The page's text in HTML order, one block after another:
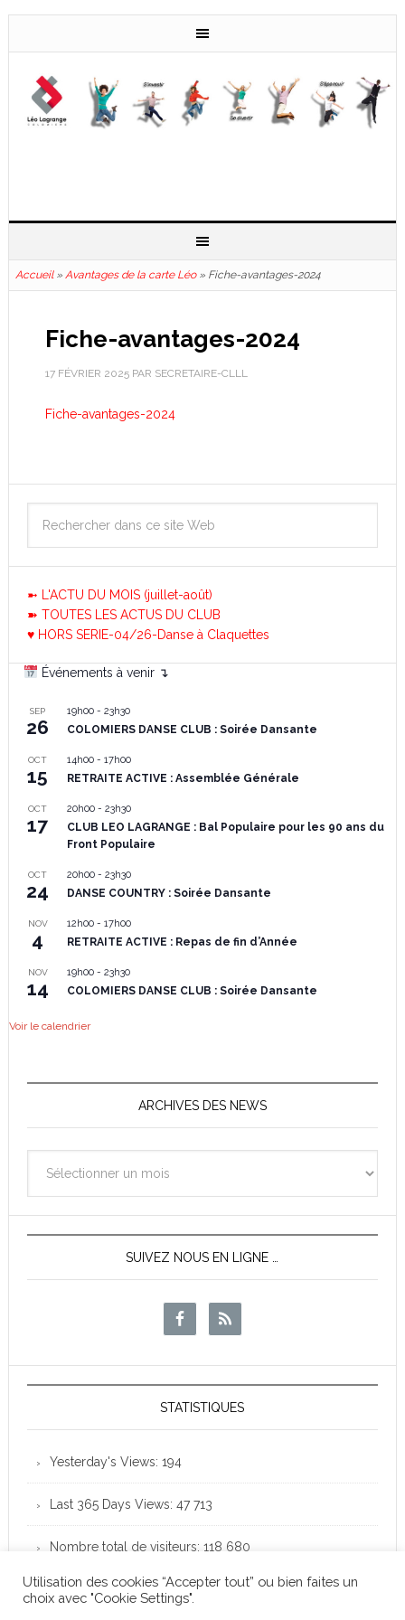
Accueil» Avantages de la carte Léo» Fiche-avantages-2024
Fiche-avantages-2024
17 FÉVRIER 2025PAR SECRETAIRE-CLLL
Fiche-avantages-2024
➼ L'ACTU DU MOIS (juillet-août)
➽ TOUTES LES ACTUS DU CLUB
♥ HORS SERIE-04/26-Danse à Claquettes
Événements à venir ↴
SEP
26
19h00- 23h30
COLOMIERS DANSE CLUB : Soirée Dansante
OCT
15
14h00- 17h00
RETRAITE ACTIVE : Assemblée Générale
OCT
17
20h00- 23h30
CLUB LEO LAGRANGE : Bal Populaire pour les 90 ans du
Front Populaire
OCT
24
20h00- 23h30
DANSE COUNTRY : Soirée Dansante
NOV
4
12h00- 17h00
RETRAITE ACTIVE : Repas de fin d’Année
NOV
14
19h00- 23h30
COLOMIERS DANSE CLUB : Soirée Dansante
Voir le calendrier
ARCHIVES DES NEWS
des
News
SUIVEZ NOUS EN LIGNE …
STATISTIQUES
Yesterday's Views: 194
Last 365 Days Views: 47 713
Nombre total de visiteurs: 118 680
Club Loisirs Léo Lagrange de Colomiers - Copyright
Utilisation des cookies “Accepter tout” ou bien faites un
choix avec "Cookie Settings".